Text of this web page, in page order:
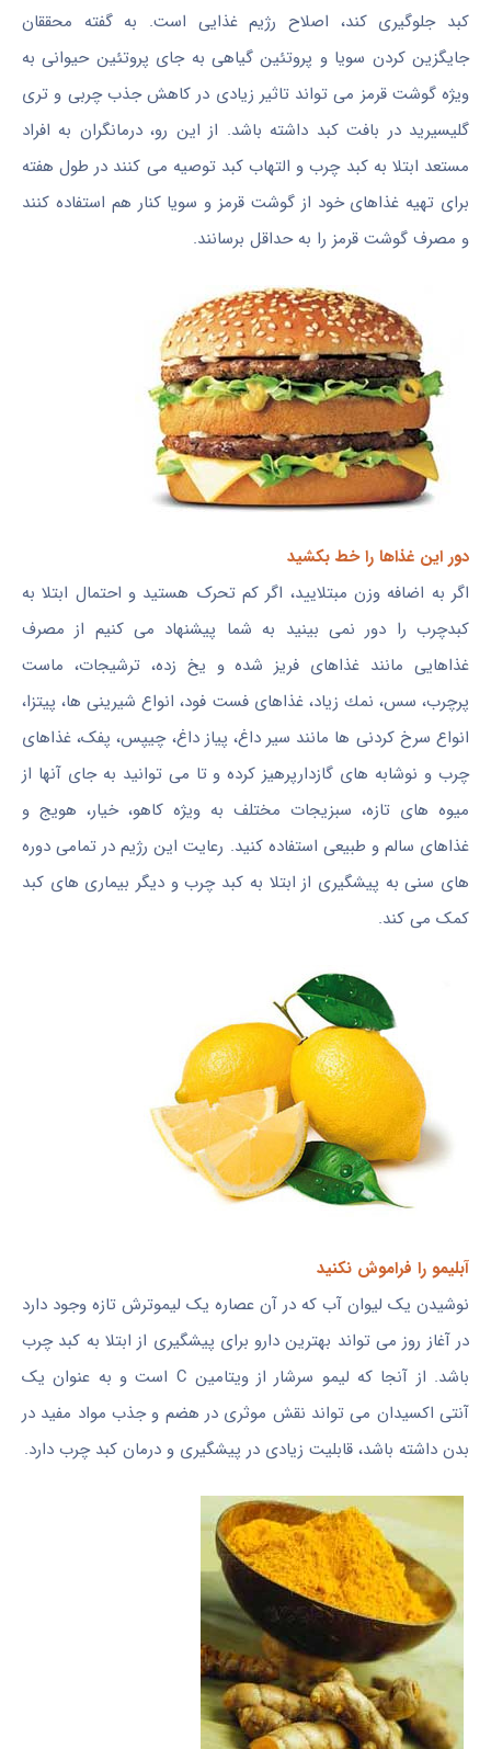
کبد جلوگیری کند، اصلاح رژیم غذایی است. به گفته محققان
جایگزین کردن سویا و پروتئین گیاهی به جای پروتئین حیوانی به
ویژه گوشت قرمز می تواند تاثیر زیادی در کاهش جذب چربی و تری
گلیسیرید در بافت کبد داشته باشد. از این رو، درمانگران به افراد
مستعد ابتلا به کبد چرب و التهاب کبد توصیه می کنند در طول هفته
برای تهیه غذاهای خود از گوشت قرمز و سویا کنار هم استفاده کنند
و مصرف گوشت قرمز را به حداقل برسانند.
دور این غذاها را خط بکشید
اگر به اضافه وزن مبتلایید، اگر کم تحرک هستید و احتمال ابتلا به
کبدچرب را دور نمی بینید به شما پیشنهاد می کنیم از مصرف
غذاهایی مانند غذاهای فریز شده و یخ زده، ترشیجات، ماست
پرچرب، سس، نمك زیاد، غذاهای فست فود، انواع شیرینی ها، پیتزا،
انواع سرخ كردنی ها مانند سیر داغ، پیاز داغ، چیپس، پفک، غذاهای
چرب و نوشابه های گازدارپرهیز كرده و تا می توانید به جای آنها از
میوه های تازه، سبزیجات مختلف به ویژه کاهو، خیار، هویج و
غذاهای سالم و طبیعی استفاده کنید. رعایت این رژیم در تمامی دوره
های سنی به پیشگیری از ابتلا به کبد چرب و دیگر بیماری های کبد
کمک می کند.
آبلیمو را فراموش نکنید
نوشیدن یک لیوان آب که در آن عصاره یک لیموترش تازه وجود دارد
در آغاز روز می تواند بهترین دارو برای پیشگیری از ابتلا به کبد چرب
باشد. از آنجا که لیمو سرشار از ویتامین C است و به عنوان یک
آنتی اکسیدان می تواند نقش موثری در هضم و جذب مواد مفید در
بدن داشته باشد، قابلیت زیادی در پیشگیری و درمان کبد چرب دارد.